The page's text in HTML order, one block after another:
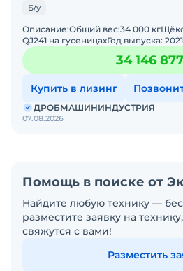
Б/у
Описание:Общий вес:34 000
QJ241 на гусеницахГод выпуска:
часов!Двигатель CAT
34 146
Купить в лизинг
07.08.2026
ДРОБМАШИНИНДУСТРИЯ
Помощь в поиске от
Найдите любую технику —
разместите заявку на
свяжутся с вами!
Разместить